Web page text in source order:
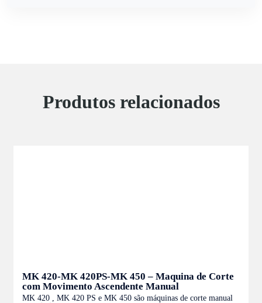
Produtos relacionados
420PS-MK 450 – Maquina de Corte
Ascendente Manual
PS e MK 450 são máquinas de corte manual
ACK 700 –
Up-Cutting